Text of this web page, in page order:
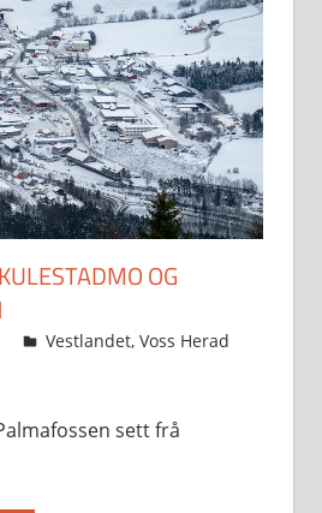
OG
Svein
Vestlandet, Voss Herad
sett frå